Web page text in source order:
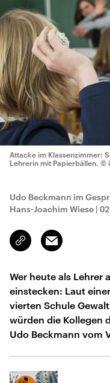
Attacke im Klassenzimmer:
Lehrerin mit Papierbällen. ©
Udo Beckmann im
Hans-Joachim Wiese |
Link
kopieren/teilen
Email
Wer heute als Lehrer
einstecken: Laut
vierten Schule
würden die Kollegen
Udo Beckmann vom